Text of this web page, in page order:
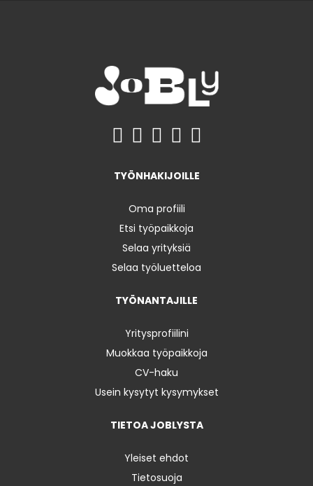
TYÖNHAKIJOILLE
Oma profiili
Etsi työpaikkoja
Selaa yrityksiä
Selaa työluetteloa
TYÖNANTAJILLE
Yritysprofiilini
Muokkaa työpaikkoja
CV-haku
Usein kysytyt kysymykset
TIETOA JOBLYSTA
Yleiset ehdot
Tietosuoja